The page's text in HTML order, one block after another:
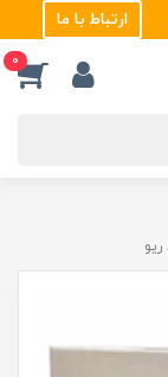
ارتباط با ما
0